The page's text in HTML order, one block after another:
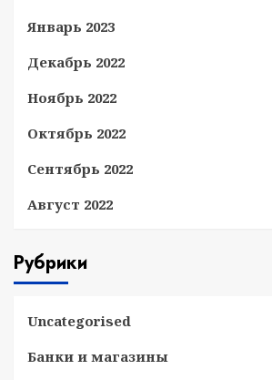
Январь 2023
Декабрь 2022
Ноябрь 2022
Октябрь 2022
Сентябрь 2022
Август 2022
Рубрики
Uncategorised
Банки и магазины